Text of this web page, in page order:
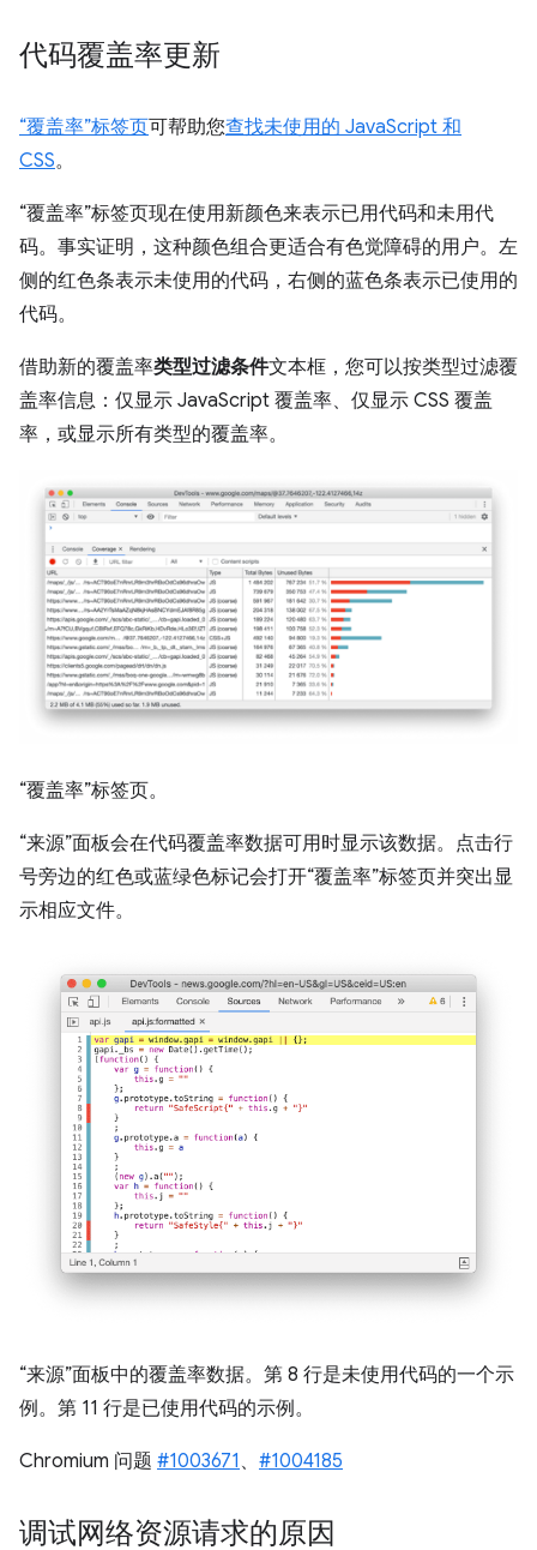
代码覆盖率更新
“覆盖率”标签页可帮助您查找未使用的 JavaScript 和
CSS。
“覆盖率”标签页现在使用新颜色来表示已用代码和未用代
码。事实证明，这种颜色组合更适合有色觉障碍的用户。左
侧的红色条表示未使用的代码，右侧的蓝色条表示已使用的
代码。
借助新的覆盖率类型过滤条件文本框，您可以按类型过滤覆
盖率信息：仅显示 JavaScript 覆盖率、仅显示 CSS 覆盖
率，或显示所有类型的覆盖率。
“覆盖率”标签页。
“来源”面板会在代码覆盖率数据可用时显示该数据。点击行
号旁边的红色或蓝绿色标记会打开“覆盖率”标签页并突出显
示相应文件。
“来源”面板中的覆盖率数据。第 8 行是未使用代码的一个示
例。第 11 行是已使用代码的示例。
Chromium 问题 #1003671 、 #1004185
调试网络资源请求的原因